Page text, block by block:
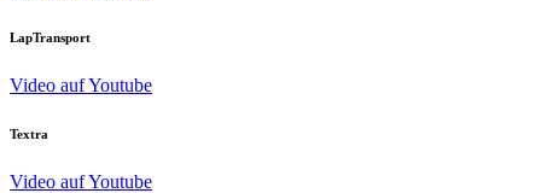
LapTransport
Video auf Youtube
Textra
Video auf Youtube